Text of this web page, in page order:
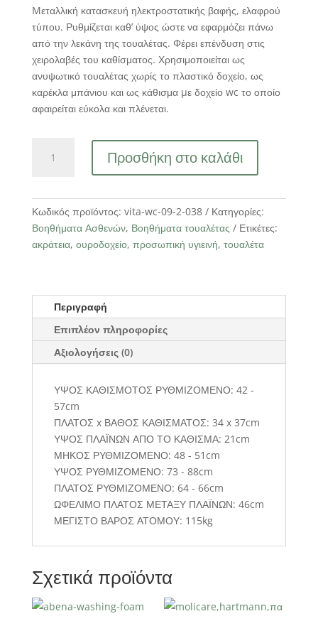
Mεταλλική κατασκευή ηλεκτροστατικής βαφής, ελαφρού
τύπου. Ρυθμίζεται καθ’ ύψος ώστε να εφαρμόζει πάνω
από την λεκάνη της τουαλέτας. Φέρει επένδυση στις
χειρολαβές του καθίσματος. Χρησιμοποιείται ως
ανυψωτικό τουαλέτας χωρίς το πλαστικό δοχείο, ως
καρέκλα μπάνιου και ως κάθισμα µε δοχείο wc το οποίο
αφαιρείται εύκολα και πλένεται.
09-
2-
038
Προσθήκη στο καλάθι
Κωδικός προϊόντος: vita-wc-09-2-038
Κατηγορίες:
Βοηθήματα Ασθενών, Βοηθήματα τουαλέτας
Ετικέτες:
ακράτεια, ουροδοχείο, προσωπική υγιεινή, τουαλέτα
Περιγραφή
Επιπλέον πληροφορίες
Αξιολογήσεις (0)
ΥΨΟΣ ΚΑΘΙΣΜΟΤΟΣ ΡΥΘΜΙΖΟΜΕΝΟ: 42 -
57cm
ΠΛΑΤΟΣ x ΒΑΘΟΣ ΚΑΘΙΣΜΑΤΟΣ: 34 x 37cm
ΥΨΟΣ ΠΛΑΪΝΩΝ ΑΠΟ ΤΟ ΚΑΘΙΣΜΑ: 21cm
ΜΗΚΟΣ ΡΥΘΜΙΖΟΜΕΝΟ: 48 - 51cm
ΥΨΟΣ ΡΥΘΜΙΖΟΜΕΝΟ: 73 - 88cm
ΠΛΑΤΟΣ ΡΥΘΜΙΖΟΜΕΝΟ: 64 - 66cm
ΩΦΕΛΙΜΟ ΠΛΑΤΟΣ ΜΕΤΑΞΥ ΠΛΑΪΝΩΝ: 46cm
ΜΕΓΙΣΤΟ ΒΑΡΟΣ ΑΤΟΜΟΥ: 115kg
Σχετικά προϊόντα